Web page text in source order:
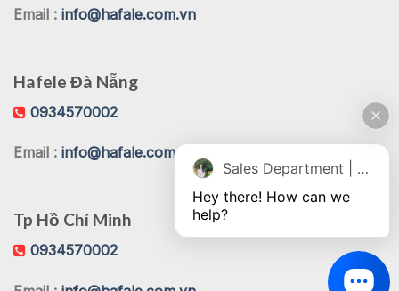
Email : info@hafale.com.vn
Hafele Đà Nẵng
0934570002
Email : info@hafale.com.vn
Tp Hồ Chí Minh
0934570002
Sales Department | Chat online
Hey there! How can we
help?